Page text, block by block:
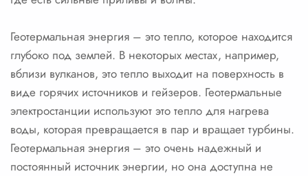
Геотермальная энергия – это тепло, которое находится
глубоко под землей. В некоторых местах, например,
вблизи вулканов, это тепло выходит на поверхность в
виде горячих источников и гейзеров. Геотермальные
электростанции используют это тепло для нагрева
воды, которая превращается в пар и вращает турбины.
Геотермальная энергия – это очень надежный и
постоянный источник энергии, но она доступна не